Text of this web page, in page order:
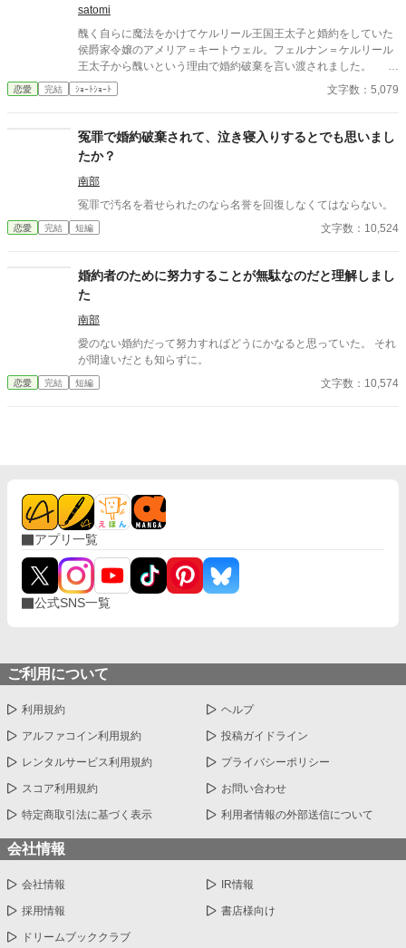
satomi
醜く自らに魔法をかけてケルリール王国王太子と婚約をしていた
侯爵家令嬢のアメリア＝キートウェル。フェルナン＝ケルリール
王太子から醜いという理由で婚約破棄を言い渡されました。
もう王太子は能無しですし、ケルリール王国から一家で亡命して
しまう事にしちゃいます！
恋愛 完結 ｼｮｰﾄｼｮｰﾄ 文字数：5,079
冤罪で婚約破棄されて、泣き寝入りするとでも思いまし
たか？
南部
冤罪で汚名を着せられたのなら名誉を回復しなくてはならない。
恋愛 完結 短編 文字数：10,524
婚約者のために努力することが無駄なのだと理解しまし
た
南部
愛のない婚約だって努力すればどうにかなると思っていた。 それ
が間違いだとも知らずに。
恋愛 完結 短編 文字数：10,574
アプリ一覧
公式SNS一覧
ご利用について
利用規約 ヘルプ
アルファコイン利用規約 投稿ガイドライン
レンタルサービス利用規約 プライバシーポリシー
スコア利用規約 お問い合わせ
特定商取引法に基づく表示 利用者情報の外部送信について
会社情報
会社情報 IR情報
採用情報 書店様向け
ドリームブッククラブ